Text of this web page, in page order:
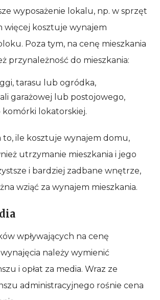
wyposażenie lokalu, np. w sprzęt
więcej kosztuje wynajem
Poza tym, na cenę mieszkania
przynależność do mieszkania:
tarasu lub ogródka,
garażowej lub postojowego,
lokatorskiej.
to, ile kosztuje wynajem domu,
utrzymanie mieszkania i jego
i bardziej zadbane wnętrze,
wziąć za wynajem mieszkania.
wpływających na cenę
należy wymienić
i opłat za media. Wraz ze
administracyjnego rośnie cena